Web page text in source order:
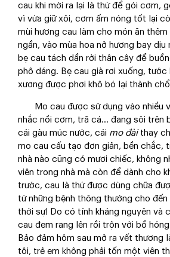
cau khi mới ra lại là thứ để gói cơm,
vì vừa giữ xôi, cơm ấm nóng tốt lại
mùi hương cau làm cho món ăn
ngần, vào mùa hoa nở hương bay dịu
bẹ cau tách dần rời thân cây để
phô dáng. Bẹ cau già rơi xuống, tước
xương được phơi khô bó lại thành
Mo cau được sử dụng vào nhiều
nhắc nồi cơm, trã cá… đang sôi trên
cái gàu múc nước, cái mo đàithay
mo cau cấu tạo đơn giản, bền chắc,
nhà nào cũng có mươi chiếc, không
viên trong nhà mà còn để dành cho
trước, cau là thứ được dùng chữa
từ những bệnh thông thường cho
thời sự! Do có tính kháng nguyên và
cau đem rang lên rồi trộn với bồ
Bảo đảm hôm sau mở ra vết thương
tôi, trẻ em không phải tốn một viên